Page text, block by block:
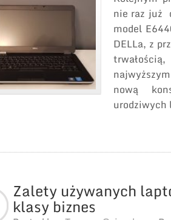
nie raz już
model
DELLa, z
nową
urodziwych
Zalety używanych
klasy biznes